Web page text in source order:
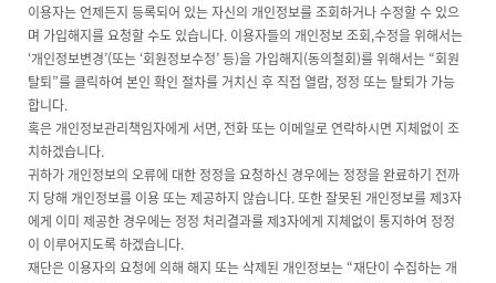
이용자는 언제든지 등록되어 있는 자신의 개인정보를 조회하거나 수정할 수 있으
며 가입해지를 요청할 수도 있습니다. 이용자들의 개인정보 조회,수정을 위해서는
‘개인정보변경’(또는 ‘회원정보수정’ 등)을 가입해지(동의철회)를 위해서는 “회원
탈퇴”를 클릭하여 본인 확인 절차를 거치신 후 직접 열람, 정정 또는 탈퇴가 가능
합니다.
혹은 개인정보관리책임자에게 서면, 전화 또는 이메일로 연락하시면 지체없이 조
치하겠습니다.
귀하가 개인정보의 오류에 대한 정정을 요청하신 경우에는 정정을 완료하기 전까
지 당해 개인정보를 이용 또는 제공하지 않습니다. 또한 잘못된 개인정보를 제3자
에게 이미 제공한 경우에는 정정 처리결과를 제3자에게 지체없이 통지하여 정정
이 이루어지도록 하겠습니다.
재단은 이용자의 요청에 의해 해지 또는 삭제된 개인정보는 “재단이 수집하는 개